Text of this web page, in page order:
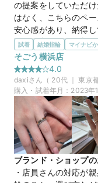
この店舗のおすす
マイナビ限定＼土日祝
1,000円分ギフトカー
の提案をしていただ
はなく、こちらのペ
安心感があり、納得し
選んだ商品を気に入
他にはあまりない珍
やすいバランスが気
く個性を出せる点が
ます。また、実際に
の良さを感じました。
マイナビ限定 来店特典
この店舗のおすすめ
マイナビ限定＼土日祝
1,000円分ギフトカー
試着 結婚指輪 マイナビ
そごう横浜店
4.0
daxiさん（ 20代 ｜ 東京
購入・試着年月： 2023年
ブランド・ショップ
・店員さんの対応が